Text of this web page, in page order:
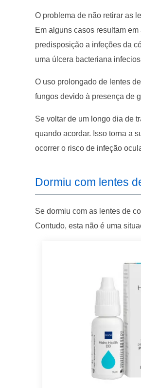
O problema de não retirar as
Em alguns casos resultam
predisposição a infeções da
uma úlcera bacteriana
O uso prolongado de lentes
fungos devido à presença de
Se voltar de um longo dia de
quando acordar. Isso torna a
ocorrer o risco de infeção
Dormiu com lentes
Se dormiu com as lentes de
Contudo, esta não é uma